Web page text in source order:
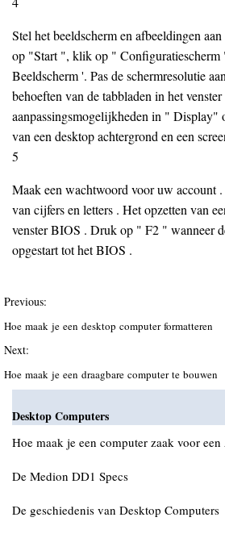
Stel het beeldscherm en afbeeldingen
op "Start ", klik op "
Beeldscherm '. Pas de schermresolutie
behoeften van de tabbladen in het
aanpassingsmogelijkheden in " Display"
van een desktop achtergrond en een
5
Maak een wachtwoord voor uw account
van cijfers en letters . Het opzetten van
venster BIOS . Druk op " F2 " wanneer
opgestart tot het BIOS .
Previous:
Hoe maak je een desktop computer formatteren
Next:
Hoe maak je een draagbare computer te bouwen
Desktop Computers
Hoe maak je een computer zaak voor
De Medion DD1 Specs
De geschiedenis van Desktop Computers